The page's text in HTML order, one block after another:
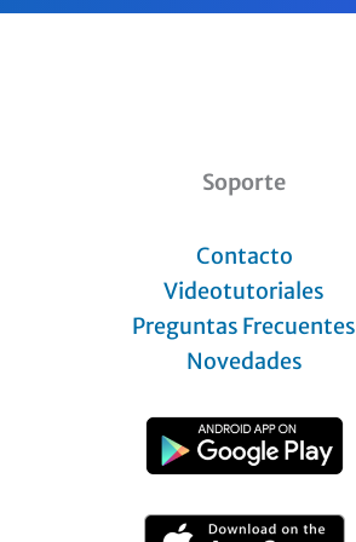
Soporte
Contacto
Videotutoriales
Preguntas Frecuentes
Novedades